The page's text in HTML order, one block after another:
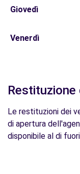
Giovedì
Venerdì
Le restituzioni dei
di apertura
disponibile al di